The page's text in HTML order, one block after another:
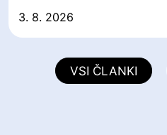
3. 8. 2026
VSI ČLANKI